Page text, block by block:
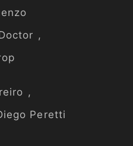
,
,
Peretti